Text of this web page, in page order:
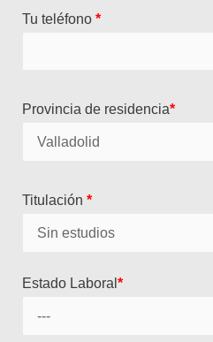
Tu teléfono *
Provincia de residencia*
Titulación *
Estado Laboral *